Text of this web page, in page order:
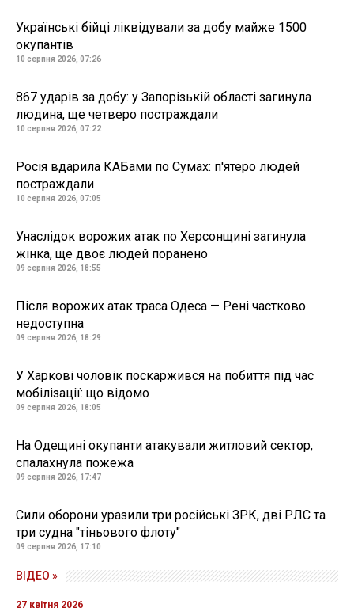
Українські бійці ліквідували за добу майже 1500
окупантів
10 серпня 2026, 07:26
867 ударів за добу: у Запорізькій області загинула
людина, ще четверо постраждали
10 серпня 2026, 07:22
Росія вдарила КАБами по Сумах: п'ятеро людей
постраждали
10 серпня 2026, 07:05
Унаслідок ворожих атак по Херсонщині загинула
жінка, ще двоє людей поранено
09 серпня 2026, 18:55
Після ворожих атак траса Одеса — Рені частково
недоступна
09 серпня 2026, 18:29
У Харкові чоловік поскаржився на побиття під час
мобілізації: що відомо
09 серпня 2026, 18:05
На Одещині окупанти атакували житловий сектор,
спалахнула пожежа
09 серпня 2026, 17:47
Сили оборони уразили три російські ЗРК, дві РЛС та
три судна "тіньового флоту"
09 серпня 2026, 17:10
ВІДЕО »
27 квітня 2026